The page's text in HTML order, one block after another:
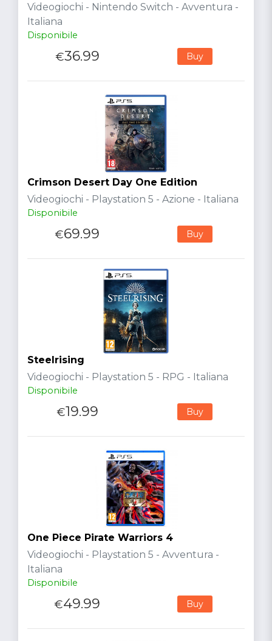
Videogiochi - Nintendo Switch - Avventura -
Italiana
Disponibile
€36.99 Buy
Crimson Desert Day One Edition
Videogiochi - Playstation 5 - Azione - Italiana
Disponibile
€69.99 Buy
Steelrising
Videogiochi - Playstation 5 - RPG - Italiana
Disponibile
€19.99 Buy
One Piece Pirate Warriors 4
Videogiochi - Playstation 5 - Avventura -
Italiana
Disponibile
€49.99 Buy